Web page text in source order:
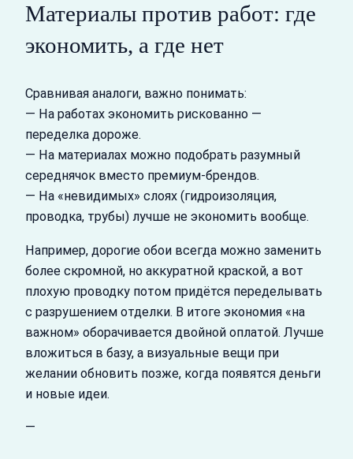
Материалы против работ: где
экономить, а где нет
Сравнивая аналоги, важно понимать:
— На работах экономить рискованно —
переделка дороже.
— На материалах можно подобрать разумный
середнячок вместо премиум‑брендов.
— На «невидимых» слоях (гидроизоляция,
проводка, трубы) лучше не экономить вообще.
Например, дорогие обои всегда можно заменить
более скромной, но аккуратной краской, а вот
плохую проводку потом придётся переделывать
с разрушением отделки. В итоге экономия «на
важном» оборачивается двойной оплатой. Лучше
вложиться в базу, а визуальные вещи при
желании обновить позже, когда появятся деньги
и новые идеи.
—